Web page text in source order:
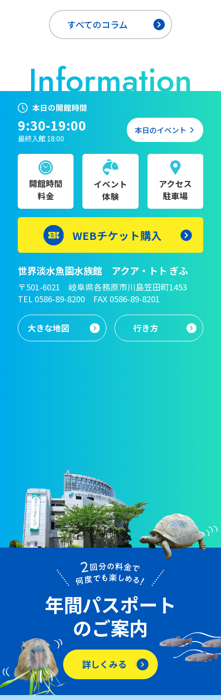
すべてのコラム
本日の開館時間
9:30-19:00
最終入館 18:00
本日のイベント
開館時間
料金
イベント
体験
アクセス
駐車場
WEBチケット購入
世界淡水魚園水族館 アクア・トト ぎふ
〒501-6021 岐阜県各務原市川島笠田町1453
TEL 0586-89-8200 FAX 0586-89-8201
大きな地図 行き方
年間パスポート
のご案内
詳しくみる